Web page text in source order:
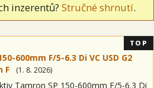
inzerentů? Stručné shrnutí.
600mm F/5-6.3 Di VC USD G2
F
(1. 8. 2026)
Tamron SP 150-600mm F/5-6.3 Di
TOP